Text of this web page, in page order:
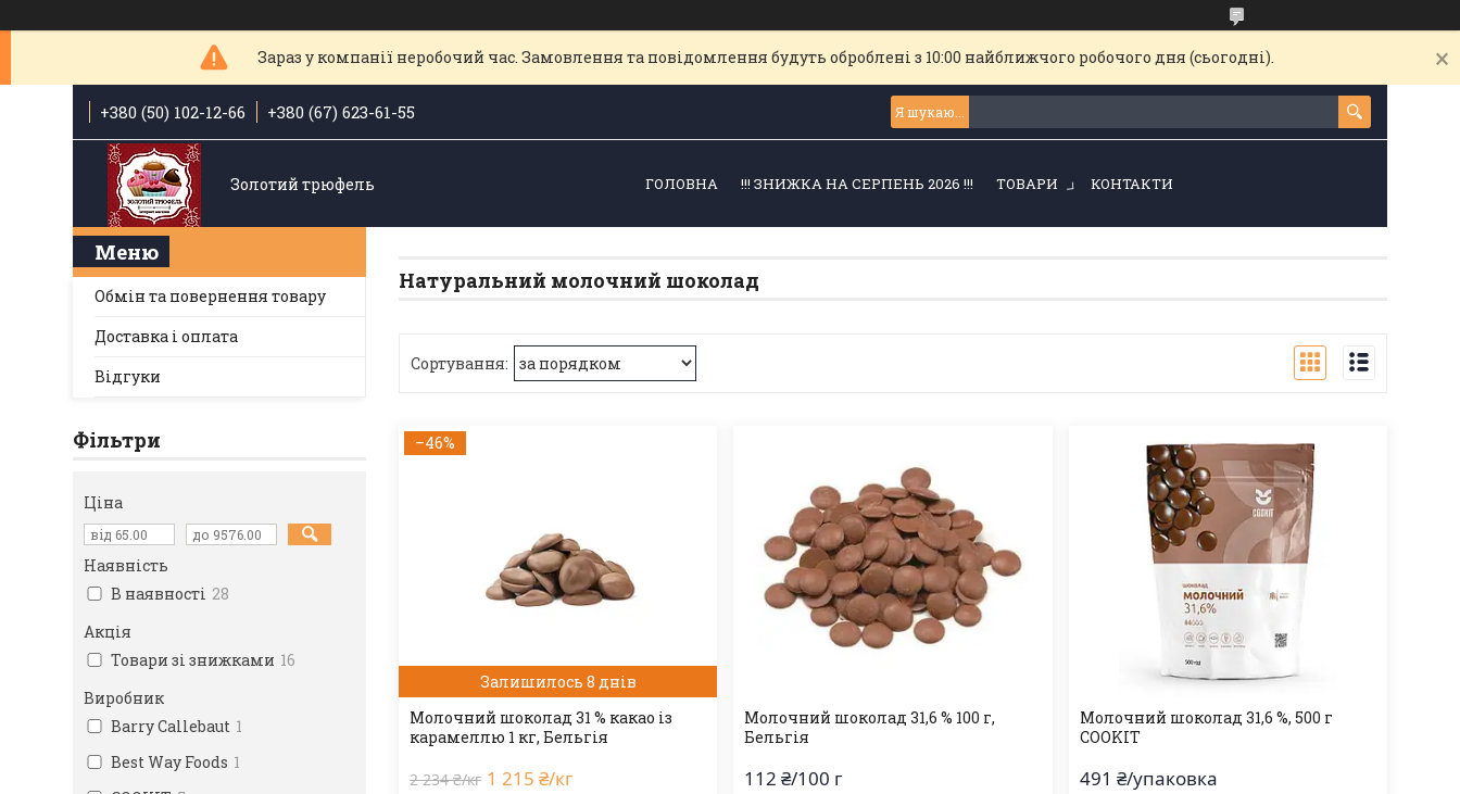
Зараз у компанії неробочий час. Замовлення та повідомлення будуть оброблені з 10:00 найближчого робочого дня (сьогодні).
+380 (50) 102-12-66 +380 (67) 623-61-55
Золотий трюфель ГОЛОВНА !!! ЗНИЖКА НА СЕРПЕНЬ 2026 !!! ТОВАРИ КОНТАКТИ
Натуральний молочний шоколад
–46%
Залишилось 8 днів
Молочний шоколад 31 % какао із
карамеллю 1 кг, Бельгія
2 234 ₴/кг 1 215 ₴/кг
Молочний шоколад 31,6 % 100 г,
Бельгія
112 ₴/100 г
Молочний шоколад 31,6 %, 500 г
COOKIT
491 ₴/упаковка
Обмін та повернення товару
Доставка і оплата
Відгуки
Фільтри
Ціна
Наявність
В наявності 28
Акція
Товари зі знижками 16
Виробник
Barry Callebaut 1
Best Way Foods 1